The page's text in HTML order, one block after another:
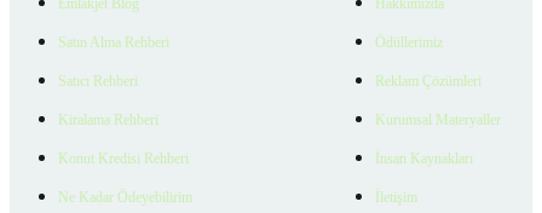
Emlakjet Blog
Satın Alma Rehberi
Satıcı Rehberi
Kiralama Rehberi
Konut Kredisi Rehberi
Ne Kadar Ödeyebilirim
Hakkımızda
Ödüllerimiz
Reklam Çözümleri
Kurumsal Materyaller
İnsan Kaynakları
İletişim